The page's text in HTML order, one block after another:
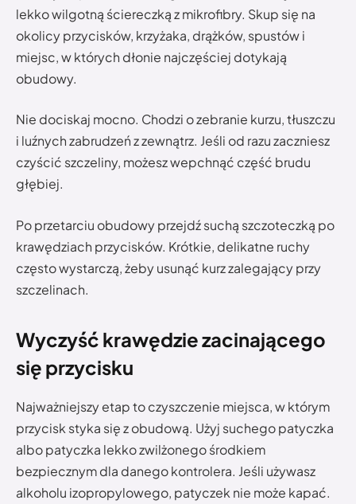
lekko wilgotną ściereczką z mikrofibry. Skup się na
okolicy przycisków, krzyżaka, drążków, spustów i
miejsc, w których dłonie najczęściej dotykają
obudowy.
Nie dociskaj mocno. Chodzi o zebranie kurzu, tłuszczu
i luźnych zabrudzeń z zewnątrz. Jeśli od razu zaczniesz
czyścić szczeliny, możesz wepchnąć część brudu
głębiej.
Po przetarciu obudowy przejdź suchą szczoteczką po
krawędziach przycisków. Krótkie, delikatne ruchy
często wystarczą, żeby usunąć kurz zalegający przy
szczelinach.
Wyczyść krawędzie zacinającego
się przycisku
Najważniejszy etap to czyszczenie miejsca, w którym
przycisk styka się z obudową. Użyj suchego patyczka
albo patyczka lekko zwilżonego środkiem
bezpiecznym dla danego kontrolera. Jeśli używasz
alkoholu izopropylowego, patyczek nie może kapać.